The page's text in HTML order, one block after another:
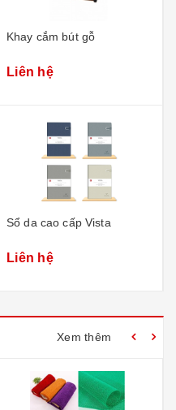
Khay cắm bút gỗ
Liên hệ
Sổ da cao cấp Vista
Liên hệ
Xem thêm